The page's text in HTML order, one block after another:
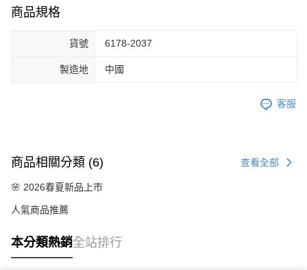
商品規格
貨號 6178-2037
製造地 中國
客服
商品相關分類 (6) 查看全部
🌸 2026春夏新品上市
人氣商品推薦
本分類熱銷全站排行